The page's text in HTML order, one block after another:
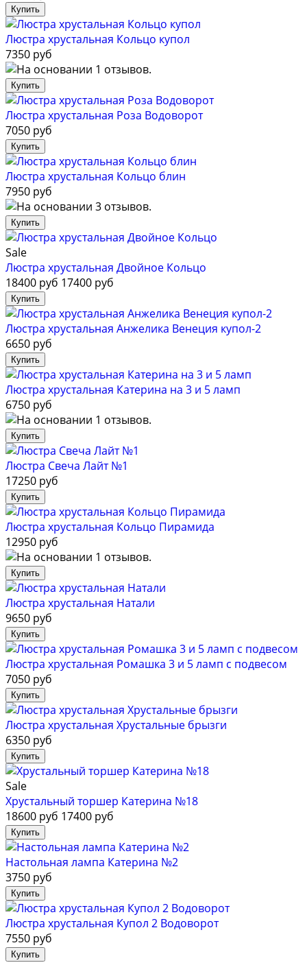
Люстра хрустальная Кольцо купол
7350 руб
Люстра хрустальная Роза Водоворот
7050 руб
Люстра хрустальная Кольцо блин
7950 руб
Sale
Люстра хрустальная Двойное Кольцо
18400 руб 17400 руб
Люстра хрустальная Анжелика Венеция купол-2
6650 руб
Люстра хрустальная Катерина на 3 и 5 ламп
6750 руб
Люстра Свеча Лайт №1
17250 руб
Люстра хрустальная Кольцо Пирамида
12950 руб
Люстра хрустальная Натали
9650 руб
Люстра хрустальная Ромашка 3 и 5 ламп с подвесом
7050 руб
Люстра хрустальная Хрустальные брызги
6350 руб
Sale
Хрустальный торшер Катерина №18
18600 руб 17400 руб
Настольная лампа Катерина №2
3750 руб
Люстра хрустальная Купол 2 Водоворот
7550 руб